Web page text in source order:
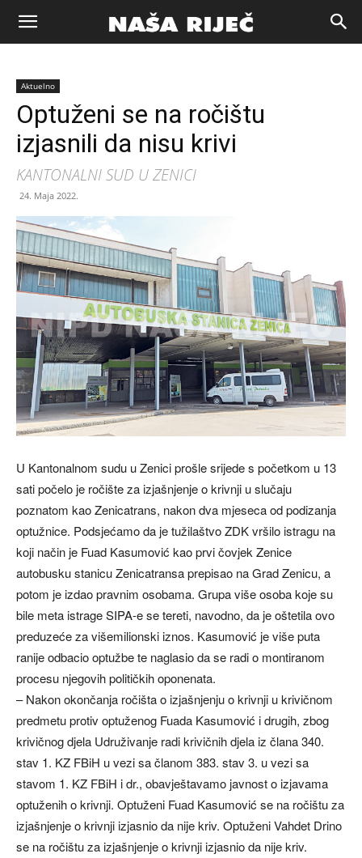
Naša
riječ
Zenica
Aktuelno
Optuženi se na ročištu
izjasnili da nisu krivi
KANTONALNI SUD U ZENICI
24. Maja 2022.
U Kantonalnom sudu u Zenici prošle srijede s početkom u 13
sati počelo je ročište za izjašnjenje o krivnji u slučaju
poznatom kao Zenicatrans, nakon dva mjeseca od podizanja
optužnice. Podsjećamo da je tužilaštvo ZDK vršilo istragu na
koji način je Fuad Kasumović kao prvi čovjek Zenice
autobusku stanicu Zenicatransa prepisao na Grad Zenicu, a
potom je izdao pravnim osobama. Grupa više osoba koje su
bile meta istrage SIPA-e se tereti, navodno, da je oštetila ovo
preduzeće za višemilionski iznos. Kasumović je više puta
ranije odbacio optužbe te naglasio da se radi o montiranom
procesu njegovih političkih oponenata.
– Nakon okončanja ročišta o izjašnjenju o krivnji u krivičnom
predmetu protiv optuženog Fuada Kasumović i drugih, zbog
krivičnog djela Udruživanje radi krivičnih djela iz člana 340.
stav 1. KZ FBiH u vezi sa članom 383. stav 3. u vezi sa
stavom 1. KZ FBiH i dr., obavještavamo javnost o izjavama
optuženih o krivnji. Optuženi Fuad Kasumović se na ročištu za
izjašnjenje o krivnji izjasnio da nije kriv. Optuženi Vahdet Drino
se na ročištu za izjašnjenje o krivnji izjasnio da nije kriv.